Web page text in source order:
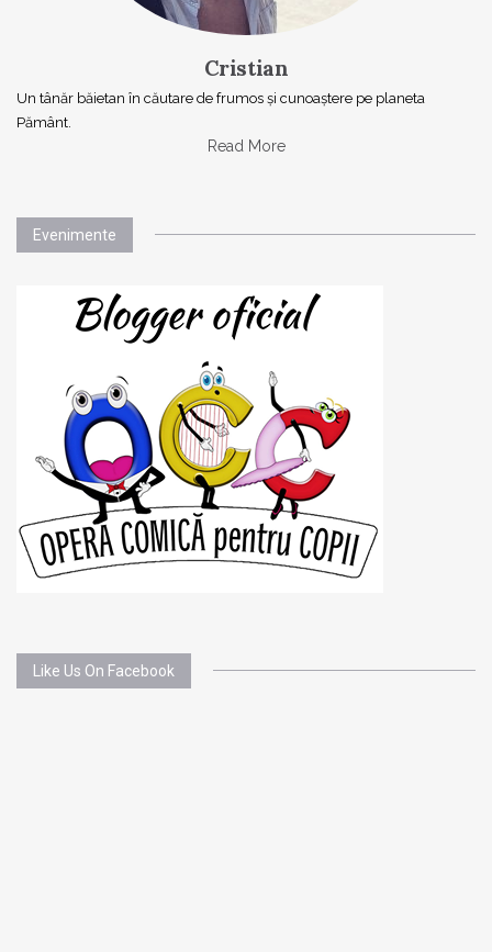
Cristian
Un tânăr băietan în căutare de frumos și cunoaștere pe planeta
Pământ.
Read More
Evenimente
Like Us On Facebook